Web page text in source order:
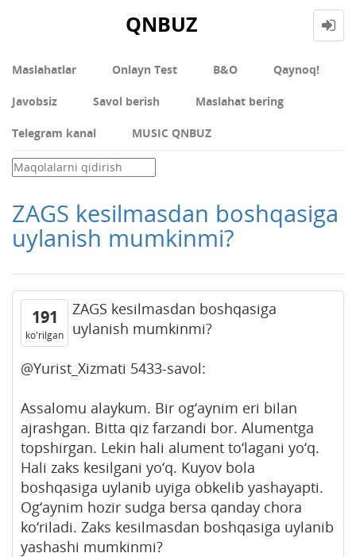
QNBUZ
Maslahatlar Onlayn Test В&О Qaynoq!
Javobsiz Savol berish Maslahat bering
Telegram kanal MUSIC QNBUZ
ZAGS kesilmasdan boshqasiga
uylanish mumkinmi?
191
ko'rilgan
ZAGS kesilmasdan boshqasiga
uylanish mumkinmi?
@Yurist_Xizmati 5433-savol:
Assalomu alaykum. Bir og‘aynim eri bilan
ajrashgan. Bitta qiz farzandi bor. Alumentga
topshirgan. Lekin hali alument to‘lagani yo‘q.
Hali zaks kesilgani yo‘q. Kuyov bola
boshqasiga uylanib uyiga obkelib yashayapti.
Og‘aynim hozir sudga bersa qanday chora
ko‘riladi. Zaks kesilmasdan boshqasiga uylanib
yashashi mumkinmi?